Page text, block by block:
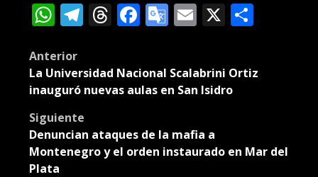
WhatsApp
Telegram
Threads
Facebook
Google
Email
X
Post
navigation
Anterior
La Universidad Nacional Scalabrini Ortiz
inauguró nuevas aulas en San Isidro
Siguiente
Denuncian ataques de la mafia a
Montenegro y el orden instaurado en Mar del
Plata